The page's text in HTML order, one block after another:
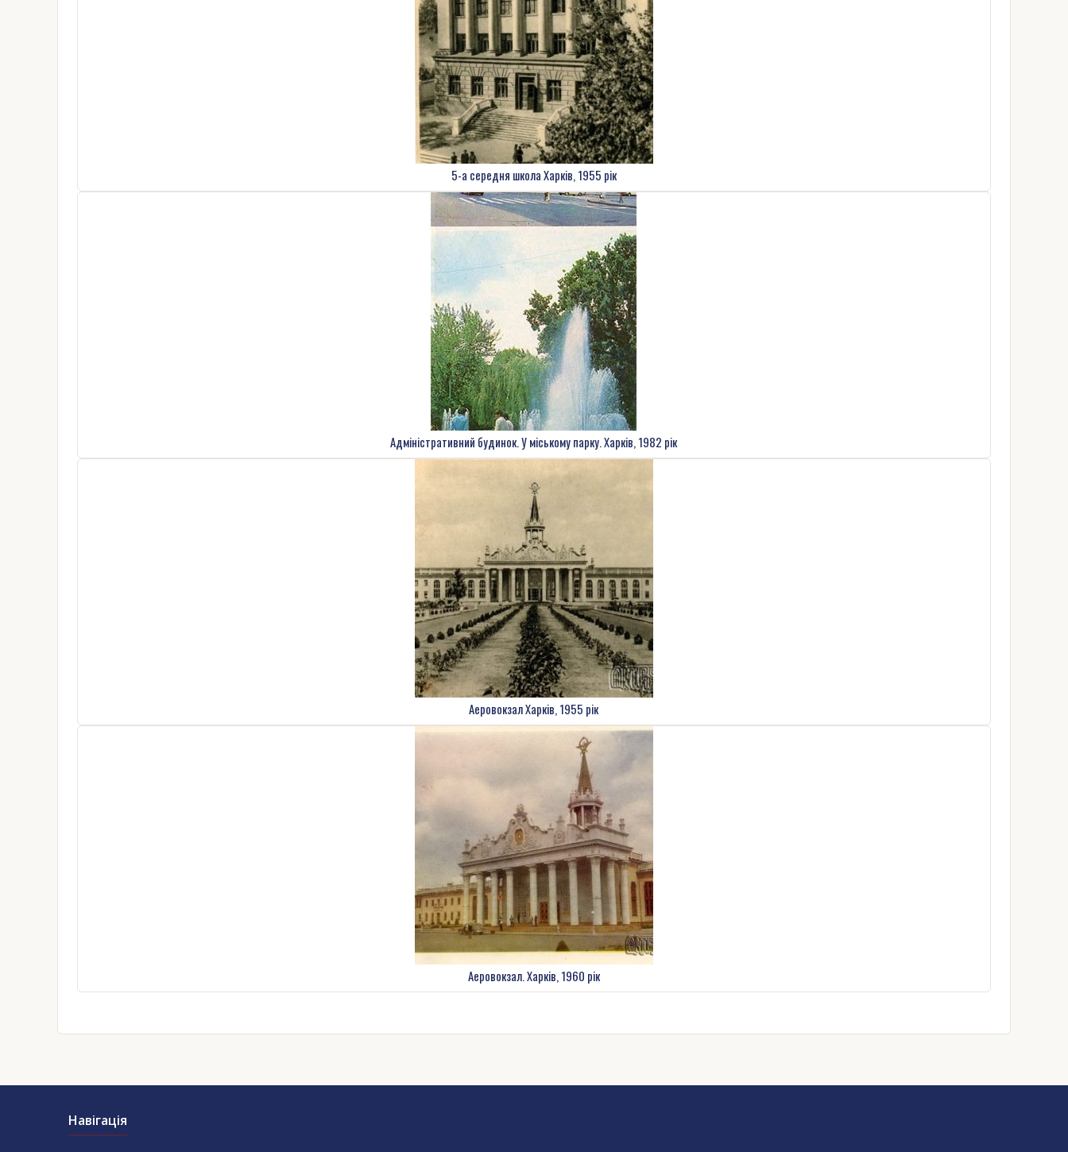
5-а середня школа Харків, 1955 рік
Адміністративний будинок. У міському парку. Харків, 1982 рік
Аеровокзал Харків, 1955 рік
Аеровокзал. Харків, 1960 рік
Навігація